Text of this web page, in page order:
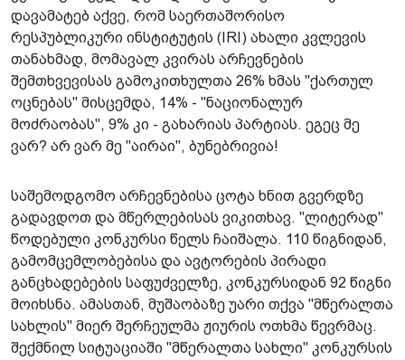
დავამატებ აქვე, რომ საერთაშორისო
რესპუბლიკური ინსტიტუტის (IRI) ახალი კვლევის
თანახმად, მომავალ კვირას არჩევნების
შემთხვევისას გამოკითხულთა 26% ხმას "ქართულ
ოცნებას" მისცემდა, 14% - "ნაციონალურ
მოძრაობას", 9% კი - გახარიას პარტიას. ეგეც მე
ვარ? არ ვარ მე "აირაი", ბუნებრივია!
საშემოდგომო არჩევნებისა ცოტა ხნით გვერდზე
გადავდოთ და მწერლებისას ვიკითხავ. "ლიტერად"
წოდებული კონკურსი წელს ჩაიშალა. 110 წიგნიდან,
გამომცემლობებისა და ავტორების პირადი
განცხადებების საფუძველზე, კონკურსიდან 92 წიგნი
მოიხსნა. ამასთან, მუშაობაზე უარი თქვა "მწერალთა
სახლის" მიერ შერჩეულმა ჟიურის ოთხმა წევრმაც.
შექმნილ სიტუაციაში "მწერალთა სახლი" კონკურსის